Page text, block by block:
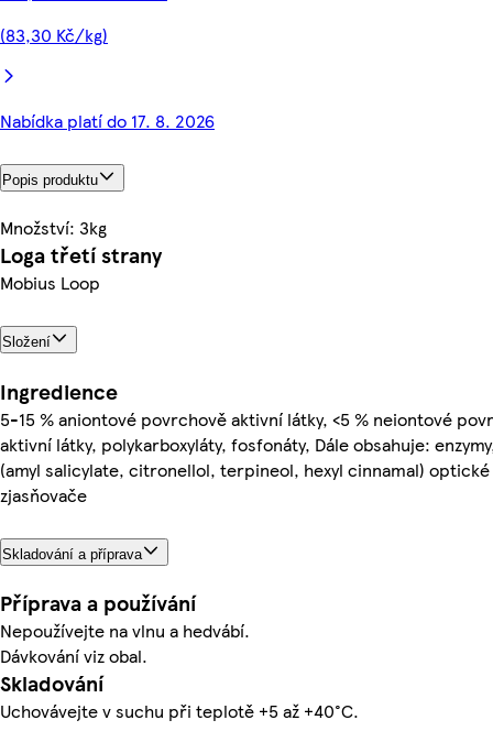
(83,30 Kč/kg)
Nabídka platí do 17. 8. 2026
Popis produktu
Množství: 3kg
Loga třetí strany
Mobius Loop
Složení
Ingredience
5-15 % aniontové povrchově aktivní látky, <5 % neiontové
aktivní látky, polykarboxyláty, fosfonáty, Dále obsahuje:
(amyl salicylate, citronellol, terpineol, hexyl cinnamal) optické
zjasňovače
Skladování a příprava
Příprava a používání
Nepoužívejte na vlnu a hedvábí.
Dávkování viz obal.
Skladování
Uchovávejte v suchu při teplotě +5 až +40°C.